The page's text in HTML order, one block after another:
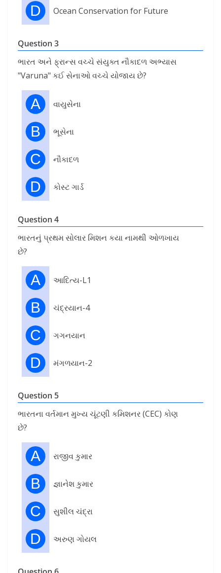
D Ocean Conservation for Future
Question 3
ભારત અને ફ્રાન્સ વચ્ચે સંયુક્ત નૌકાદળ અભ્યાસ
"Varuna" કઈ સેનાઓ વચ્ચે યોજાય છે?
A વાયુસેના
B ભૂસેના
C નૌકાદળ
D કોસ્ટ ગાર્ડ
Question 4
ભારતનું પ્રથમ સોલાર મિશન કયા નામથી ઓળખાય
છે?
A આદિત્ય-L1
B ચંદ્રયાન-4
C ગગનયાન
D મંગળયાન-2
Question 5
ભારતના વર્તમાન મુખ્ય ચૂંટણી કમિશનર (CEC) કોણ
છે?
A રાજીવ કુમાર
B જ્ઞાનેશ કુમાર
C સુશીલ ચંદ્રા
D અરુણ ગોયલ